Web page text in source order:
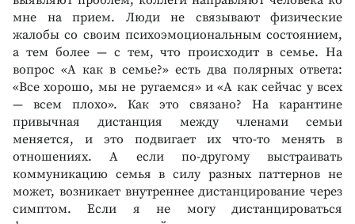
мне на прием. Люди не связывают физические
жалобы со своим психоэмоциональным состоянием,
а тем более — с тем, что происходит в семье. На
вопрос «А как в семье?» есть два полярных ответа:
«Все хорошо, мы не ругаемся» и «А как сейчас у всех
— всем плохо». Как это связано? На карантине
привычная дистанция между членами семьи
меняется, и это подвигает их что-то менять в
отношениях. А если по-другому выстраивать
коммуникацию семья в силу разных паттернов не
может, возникает внутреннее дистанцирование через
симптом. Если я не могу дистанцироваться